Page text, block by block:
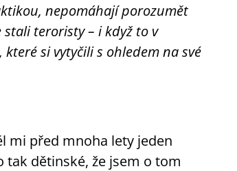
nepomáhají porozumět
teroristy – i když to v
si vytyčili s ohledem na své
mi před mnoha lety jeden
tak dětinské, že jsem o tom